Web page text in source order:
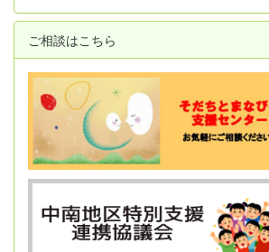
ご相談はこちら